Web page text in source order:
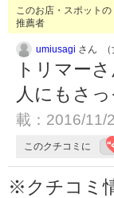
このお店・スポットの
推薦者
umiusagi さん （
トリマー
人にもさ
載：2016/11/
このクチコミに
※クチコミ